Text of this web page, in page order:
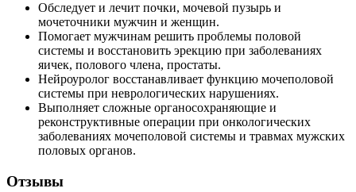
Обследует и лечит почки, мочевой пузырь и
мочеточники мужчин и женщин.
Помогает мужчинам решить проблемы половой
системы и восстановить эрекцию при заболеваниях
яичек, полового члена, простаты.
Нейроуролог восстанавливает функцию мочеполовой
системы при неврологических нарушениях.
Выполняет сложные органосохраняющие и
реконструктивные операции при онкологических
заболеваниях мочеполовой системы и травмах мужских
половых органов.
Отзывы